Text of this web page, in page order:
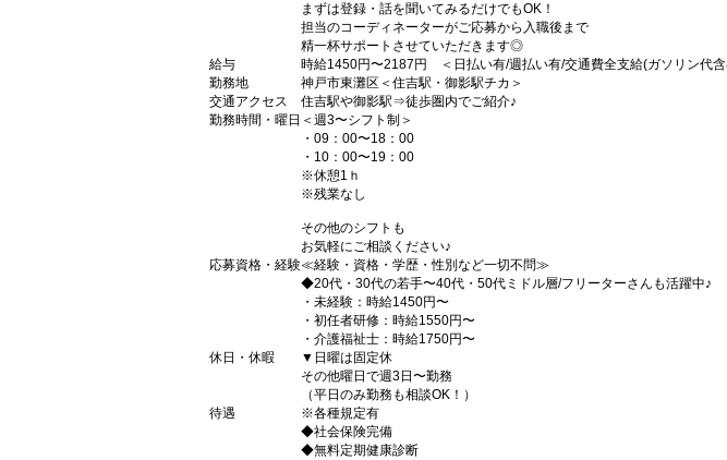
まずは登録・話を聞いてみるだけでもOK！
担当のコーディネーターがご応募から入職後まで
精一杯サポートさせていただきます◎
給与
時給1450円〜2187円 ＜日払い有/週払い有/交通費全支給(ガソリン代含
勤務地
神戸市東灘区＜住吉駅・御影駅チカ＞
交通アクセス
住吉駅や御影駅⇒徒歩圏内でご紹介♪
勤務時間・曜日 ＜週3〜シフト制＞
・09：00〜18：00
・10：00〜19：00
※休憩1ｈ
※残業なし
その他のシフトも
お気軽にご相談ください♪
応募資格・経験≪経験・資格・学歴・性別など一切不問≫
◆20代・30代の若手〜40代・50代ミドル層/フリーターさんも活躍中♪
・未経験：時給1450円〜
・初任者研修：時給1550円〜
・介護福祉士：時給1750円〜
休日・休暇
▼日曜は固定休
その他曜日で週3日〜勤務
（平日のみ勤務も相談OK！）
待遇
※各種規定有
◆社会保険完備
◆無料定期健康診断